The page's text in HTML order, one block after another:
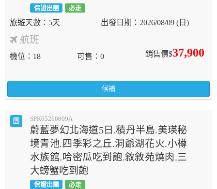
保證出團 必走
5天 2026/08/09 (日)
航班
銷售價$37,900
機位 18 可售 0
候補
團 SPK05260809A
蔚藍夢幻北海道5日.積丹半島.美瑛秘
境青池.四季彩之丘.洞爺湖花火.小樽
水族館.哈密瓜吃到飽.敘敘苑燒肉.三
大螃蟹吃到飽
保證出團 必走